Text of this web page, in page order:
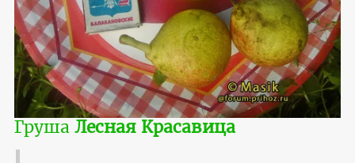
Груша Лесная Красавица